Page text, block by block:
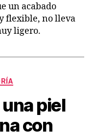
un acabado
flexible, no lleva
ligero.
piel
con